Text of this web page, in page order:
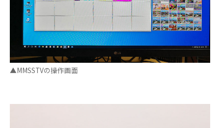
▲MMSSTVの操作画面